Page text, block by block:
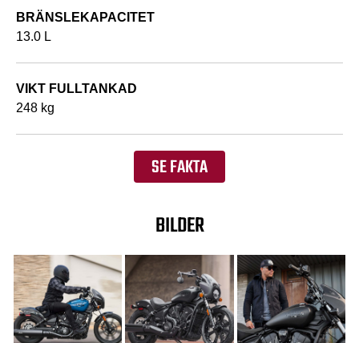
BRÄNSLEKAPACITET
13.0 L
VIKT FULLTANKAD
248 kg
SE FAKTA
BILDER